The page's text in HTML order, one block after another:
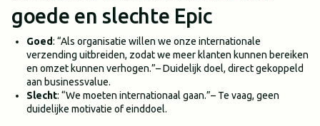
goede en slechte Epic
Goed: “Als organisatie willen we onze internationale
verzending uitbreiden, zodat we meer klanten kunnen bereiken
en omzet kunnen verhogen.”– Duidelijk doel, direct gekoppeld
aan businessvalue.
Slecht: “We moeten internationaal gaan.”– Te vaag, geen
duidelijke motivatie of einddoel.